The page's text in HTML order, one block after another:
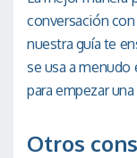
conversación con
nuestra guía te
se usa a menudo
para empezar
Otros